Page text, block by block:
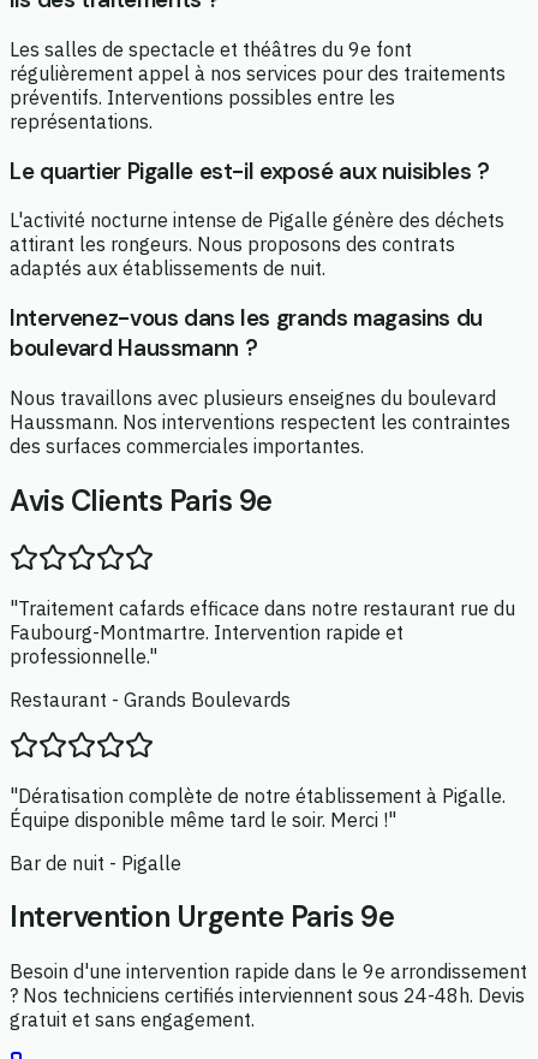
Les salles de spectacle et théâtres du 9e font
régulièrement appel à nos services pour des traitements
préventifs. Interventions possibles entre les
représentations.
Le quartier Pigalle est-il exposé aux nuisibles ?
L'activité nocturne intense de Pigalle génère des déchets
attirant les rongeurs. Nous proposons des contrats
adaptés aux établissements de nuit.
Intervenez-vous dans les grands magasins du
boulevard Haussmann ?
Nous travaillons avec plusieurs enseignes du boulevard
Haussmann. Nos interventions respectent les contraintes
des surfaces commerciales importantes.
Avis Clients Paris 9e
"Traitement cafards efficace dans notre restaurant rue du
Faubourg-Montmartre. Intervention rapide et
professionnelle."
Restaurant - Grands Boulevards
"Dératisation complète de notre établissement à Pigalle.
Équipe disponible même tard le soir. Merci !"
Bar de nuit - Pigalle
Intervention Urgente Paris 9e
Besoin d'une intervention rapide dans le 9e arrondissement
? Nos techniciens certifiés interviennent sous 24-48h. Devis
gratuit et sans engagement.